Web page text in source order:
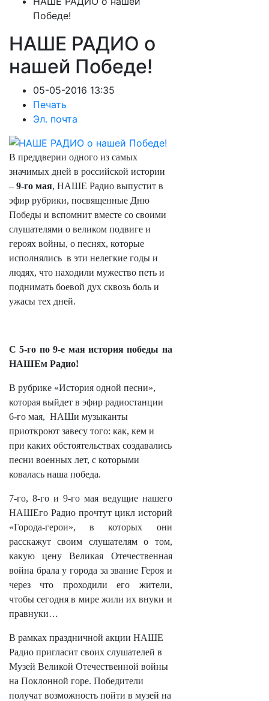
Победе!
НАШЕ РАДИО о
нашей Победе!
05-05-2016 13:35
Печать
Эл. почта
В преддверии одного из самых
значимых дней в российской истории
– 9-го мая, НАШЕ Радио выпустит в
эфир рубрики, посвященные Дню
Победы и вспомнит вместе со своими
слушателями о великом подвиге и
героях войны, о песнях, которые
исполнялись в эти нелегкие годы и
людях, что находили мужество петь и
поднимать боевой дух сквозь боль и
ужасы тех дней.
С 5-го по 9-е мая история победы на
НАШЕм Радио!
В рубрике «История одной песни»,
которая выйдет в эфир радиостанции
6-го мая, НАШи музыканты
приоткроют завесу того: как, кем и
при каких обстоятельствах создавались
песни военных лет, с которыми
ковалась наша победа.
7-го, 8-го и 9-го мая ведущие нашего
НАШЕго Радио прочтут цикл историй
«Города-герои», в которых они
расскажут своим слушателям о том,
какую цену Великая Отечественная
война брала у города за звание Героя и
через что проходили его жители,
чтобы сегодня в мире жили их внуки и
правнуки…
В рамках праздничной акции НАШЕ
Радио пригласит своих слушателей в
Музей Великой Отечественной войны
на Поклонной горе. Победители
получат возможность пойти в музей на